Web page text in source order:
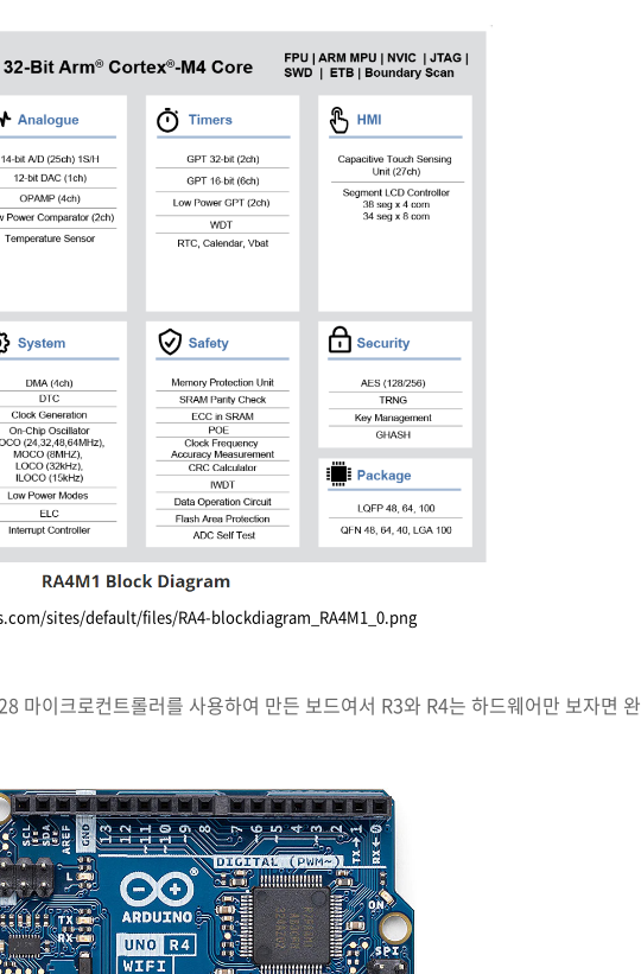
sites/default/files/RA4-blockdiagram_RA4M1_0.png
마이크로컨트롤러를 사용하여 만든 보드여서 R3와 R4는 하드웨어만 보자면 완